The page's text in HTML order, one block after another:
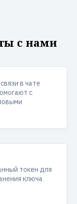
с нами
в чате
с
токен для
ключа